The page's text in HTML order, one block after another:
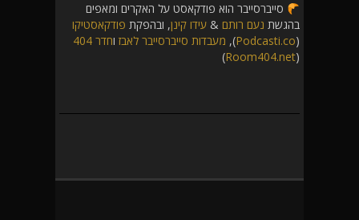
סייברסייבר הוא פודקאסט על האקרים ומאפים
בהגשת נעם רותם & עידו קינן, ובהפקת פודקאסטיקו
(
Podcasti.co
), מעבדות סייברסייבר לאבז וחדר 404
(
Room404.net
)